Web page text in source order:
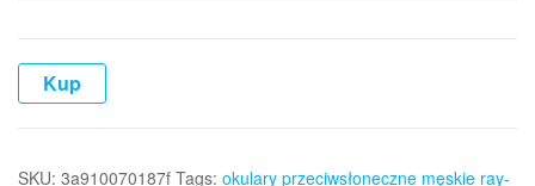
Kup
SKU: 3a910070187f Tags: okulary przeciwsłoneczne męskie ray-